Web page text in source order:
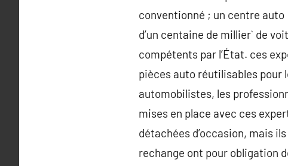
conventionné ; un centre
d’un centaine de millier` de
compétents par l’État. ces
pièces auto réutilisables pour
automobilistes, les
mises en place avec ces
détachées d’occasion, mais
rechange ont pour obligation